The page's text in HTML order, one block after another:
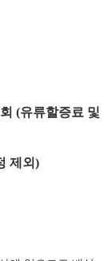
(유류할증료 및
제외)